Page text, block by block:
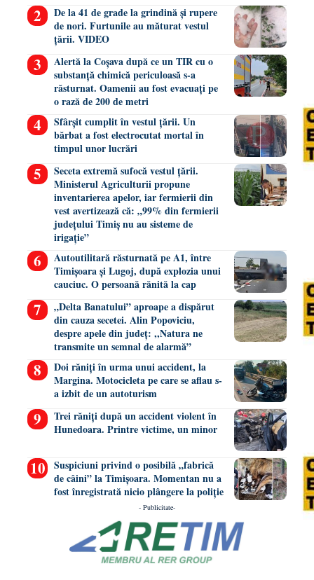
De la 41 de grade la grindină și rupere
de nori. Furtunile au măturat vestul
țării. VIDEO
Alertă la Coșava după ce un TIR cu o
substanță chimică periculoasă s-a
răsturnat. Oamenii au fost evacuați pe
o rază de 200 de metri
Sfârșit cumplit în vestul țării. Un
bărbat a fost electrocutat mortal în
timpul unor lucrări
Seceta extremă sufocă vestul țării.
Ministerul Agriculturii propune
inventarierea apelor, iar fermierii din
vest avertizează că: „99% din fermierii
județului Timiș nu au sisteme de
irigație”
Autoutilitară răsturnată pe A1, între
Timișoara și Lugoj, după explozia unui
cauciuc. O persoană rănită la cap
„Delta Banatului” aproape a dispărut
din cauza secetei. Alin Popoviciu,
despre apele din județ: ,,Natura ne
transmite un semnal de alarmă”
Doi răniți în urma unui accident, la
Margina. Motocicleta pe care se aflau s-
a izbit de un autoturism
Trei răniți după un accident violent în
Hunedoara. Printre victime, un minor
Suspiciuni privind o posibilă „fabrică
de câini” la Timișoara. Momentan nu a
fost înregistrată nicio plângere la poliție
- Publicitate-